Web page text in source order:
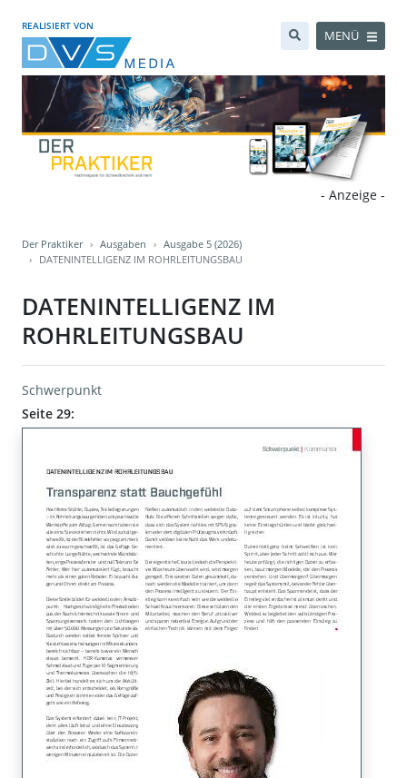
REALISIERT VON
MENÜ
- Anzeige -
Der Praktiker Ausgaben
Ausgabe 5 (2026)
DATENINTELLIGENZ IM ROHRLEITUNGSBAU
DATENINTELLIGENZ IM
ROHRLEITUNGSBAU
Schwerpunkt
Seite 29: